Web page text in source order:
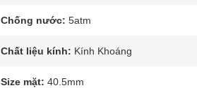
Chống nước: 5atm
Chất liệu kính: Kính Khoáng
Size mặt: 40.5mm